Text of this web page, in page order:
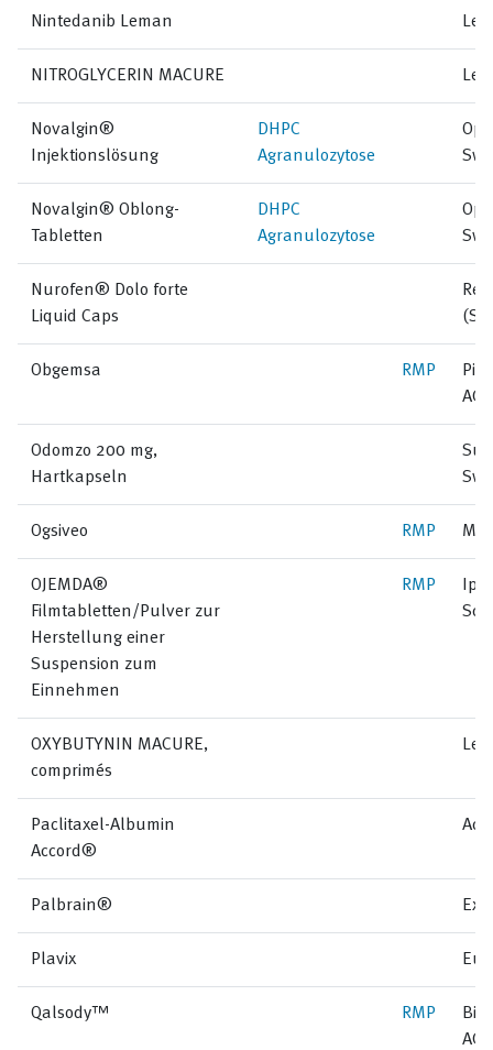
Nintedanib Leman
NITROGLYCERIN MACURE
Novalgin®
Injektionslösung
DHPC
Agranulozytose
Novalgin® Oblong-
Tabletten
DHPC
Agranulozytose
Nurofen® Dolo forte
Liquid Caps
Obgemsa RMP
AG
Odomzo 200 mg,
Hartkapseln
Ogsiveo RMP
OJEMDA®
Filmtabletten/Pulver zur
Herstellung einer
Suspension zum
Einnehmen
RMP
OXYBUTYNIN MACURE,
comprimés
Paclitaxel-Albumin
Accord®
Palbrain®
Plavix
Qalsody™ RMP
AG